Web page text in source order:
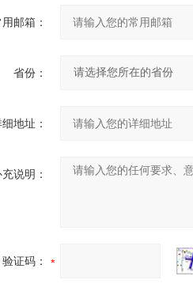
邮箱：
省份：
地址：
说明：
验证码：